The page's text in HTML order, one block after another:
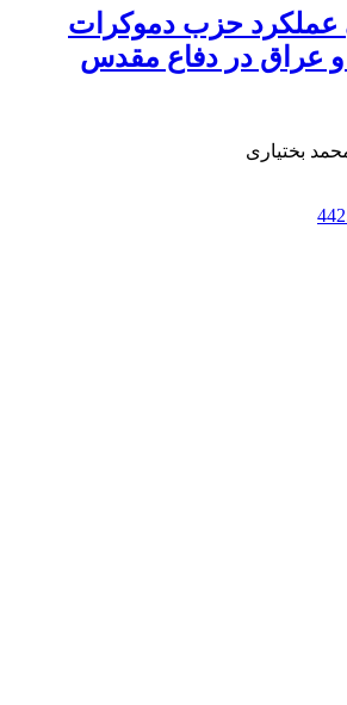
عملکرد حزب دموکرات
و عراق در دفاع مقدس
بختیاری